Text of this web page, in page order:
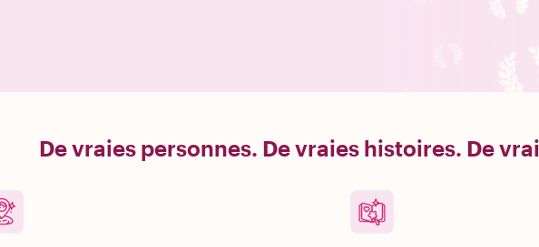
De vraies personnes. De vraies histoires. De